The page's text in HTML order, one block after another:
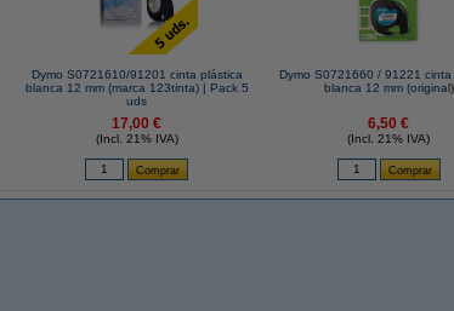
Dymo S0721610/91201 cinta plástica
blanca 12 mm (marca 123tinta) | Pack 5
uds
17,00 €
(Incl. 21% IVA)
Dymo S0721660 / 91221 cinta
blanca 12 mm (original)
6,50 €
(Incl. 21% IVA)